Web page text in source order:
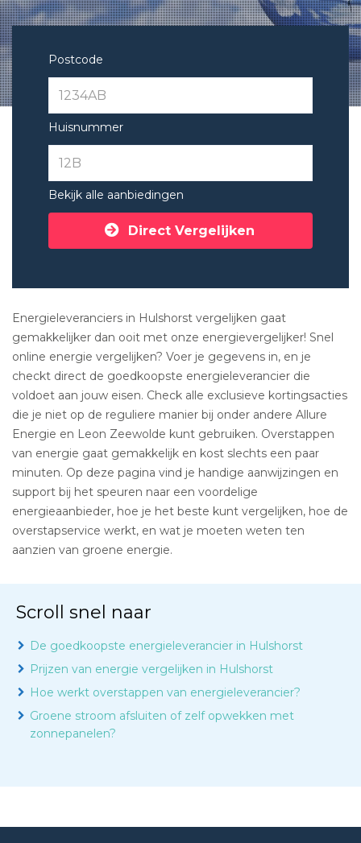
Postcode
Huisnummer
Bekijk alle aanbiedingen
Direct Vergelijken
Energieleveranciers in Hulshorst vergelijken gaat
gemakkelijker dan ooit met onze energievergelijker! Snel
online energie vergelijken? Voer je gegevens in, en je
checkt direct de goedkoopste energieleverancier die
voldoet aan jouw eisen. Check alle exclusieve kortingsacties
die je niet op de reguliere manier bij onder andere Allure
Energie en Leon Zeewolde kunt gebruiken. Overstappen
van energie gaat gemakkelijk en kost slechts een paar
minuten. Op deze pagina vind je handige aanwijzingen en
support bij het speuren naar een voordelige
energieaanbieder, hoe je het beste kunt vergelijken, hoe de
overstapservice werkt, en wat je moeten weten ten
aanzien van groene energie.
Scroll snel naar
De goedkoopste energieleverancier in Hulshorst
Prijzen van energie vergelijken in Hulshorst
Hoe werkt overstappen van energieleverancier?
Groene stroom afsluiten of zelf opwekken met
zonnepanelen?